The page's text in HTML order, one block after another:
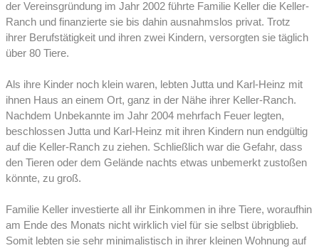
der Vereinsgründung im Jahr 2002 führte Familie Keller die Keller-
Ranch und finanzierte sie bis dahin ausnahmslos privat. Trotz
ihrer Berufstätigkeit und ihren zwei Kindern, versorgten sie täglich
über 80 Tiere.
Als ihre Kinder noch klein waren, lebten Jutta und Karl-Heinz mit
ihnen Haus an einem Ort, ganz in der Nähe ihrer Keller-Ranch.
Nachdem Unbekannte im Jahr 2004 mehrfach Feuer legten,
beschlossen Jutta und Karl-Heinz mit ihren Kindern nun endgültig
auf die Keller-Ranch zu ziehen. Schließlich war die Gefahr, dass
den Tieren oder dem Gelände nachts etwas unbemerkt zustoßen
könnte, zu groß.
Familie Keller investierte all ihr Einkommen in ihre Tiere, woraufhin
am Ende des Monats nicht wirklich viel für sie selbst übrigblieb.
Somit lebten sie sehr minimalistisch in ihrer kleinen Wohnung auf